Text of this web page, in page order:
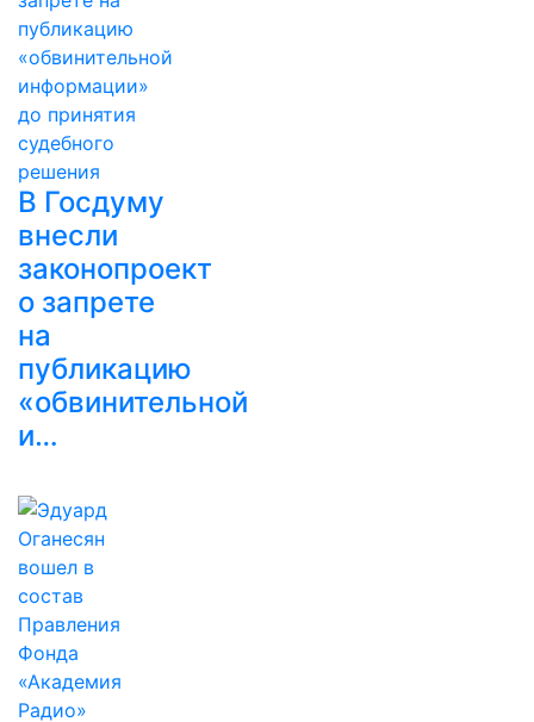
В Госдуму
внесли
законопроект
о запрете
на
публикацию
«обвинительной
и…